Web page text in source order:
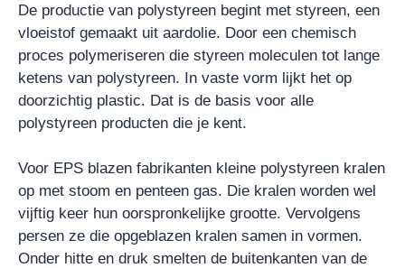
De productie van polystyreen begint met styreen, een
vloeistof gemaakt uit aardolie. Door een chemisch
proces polymeriseren die styreen moleculen tot lange
ketens van polystyreen. In vaste vorm lijkt het op
doorzichtig plastic. Dat is de basis voor alle
polystyreen producten die je kent.
Voor EPS blazen fabrikanten kleine polystyreen kralen
op met stoom en penteen gas. Die kralen worden wel
vijftig keer hun oorspronkelijke grootte. Vervolgens
persen ze die opgeblazen kralen samen in vormen.
Onder hitte en druk smelten de buitenkanten van de